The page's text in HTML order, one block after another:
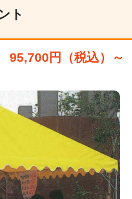
ト
95,700円（税込）～